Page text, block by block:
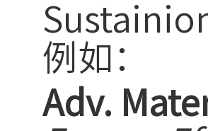
例如：
Adv.